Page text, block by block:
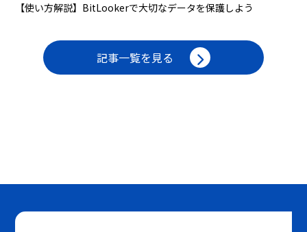
【使い方解説】BitLookerで大切なデータを保護しよう
記事一覧を見る